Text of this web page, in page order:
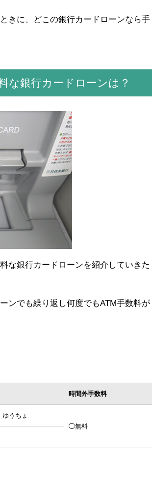
きに、どこの銀行カードローンなら手
な銀行カードローンは？
な銀行カードローンを紹介していきた
ンでも繰り返し何度でもATM手数料が
時間外手数料
ゆうちょ
◯無料